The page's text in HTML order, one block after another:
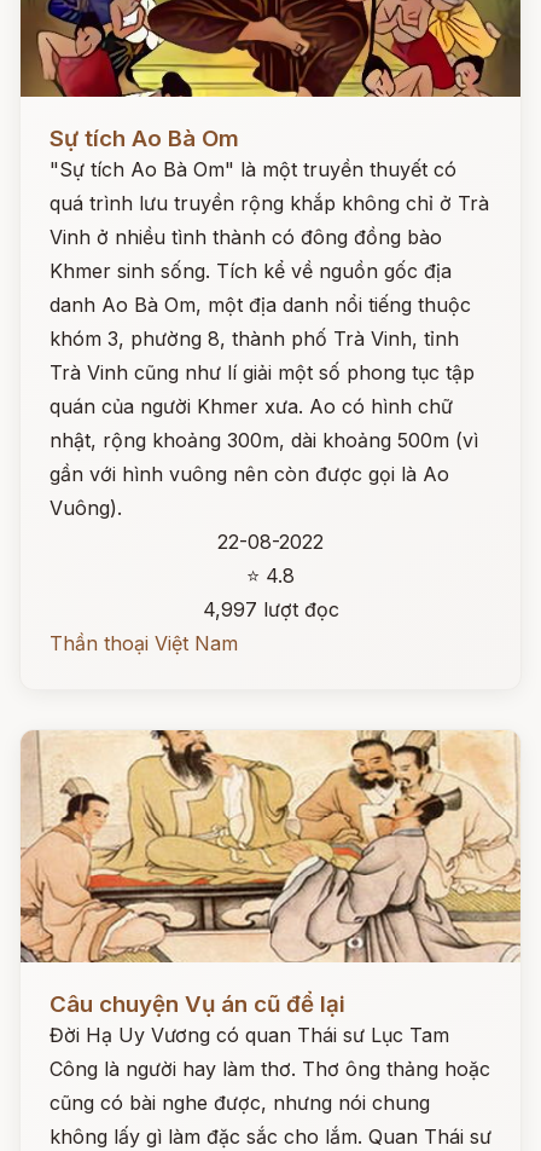
Sự tích Ao Bà Om
"Sự tích Ao Bà Om" là một truyền thuyết có
quá trình lưu truyền rộng khắp không chỉ ở Trà
Vinh ở nhiều tình thành có đông đồng bào
Khmer sinh sống. Tích kể về nguồn gốc địa
danh Ao Bà Om, một địa danh nổi tiếng thuộc
khóm 3, phường 8, thành phố Trà Vinh, tỉnh
Trà Vinh cũng như lí giải một số phong tục tập
quán của người Khmer xưa. Ao có hình chữ
nhật, rộng khoảng 300m, dài khoảng 500m (vì
gần với hình vuông nên còn được gọi là Ao
Vuông).
22-08-2022
⭐ 4.8
4,997 lượt đọc
Thần thoại Việt Nam
Câu chuyện Vụ án cũ để lại
Đời Hạ Uy Vương có quan Thái sư Lục Tam
Công là người hay làm thơ. Thơ ông thảng hoặc
cũng có bài nghe được, nhưng nói chung
không lấy gì làm đặc sắc cho lắm. Quan Thái sư